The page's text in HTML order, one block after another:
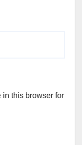
in this browser for